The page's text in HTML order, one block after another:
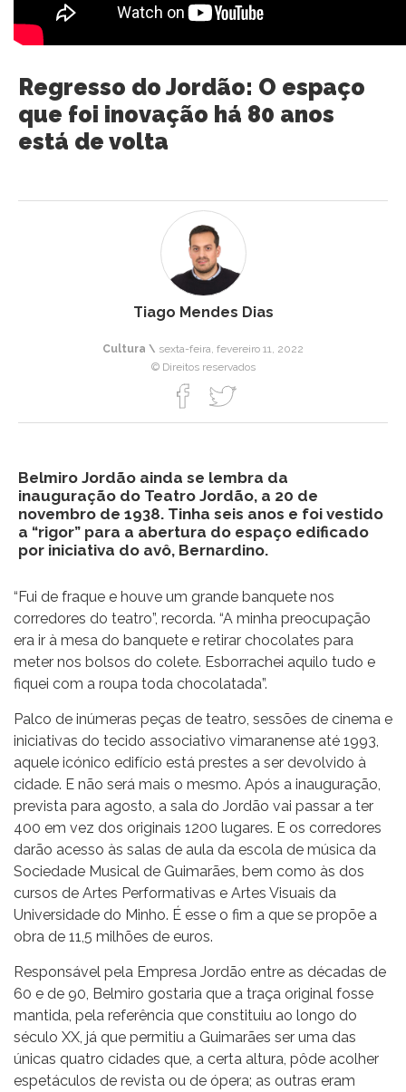
Regresso do Jordão: O espaço
que foi inovação há 80 anos
está de volta
Tiago Mendes Dias
Cultura \ sexta-feira, fevereiro 11, 2022
© Direitos reservados
Belmiro Jordão ainda se lembra da
inauguração do Teatro Jordão, a 20 de
novembro de 1938. Tinha seis anos e foi vestido
a “rigor” para a abertura do espaço edificado
por iniciativa do avô, Bernardino.
“Fui de fraque e houve um grande banquete nos
corredores do teatro”, recorda. “A minha preocupação
era ir à mesa do banquete e retirar chocolates para
meter nos bolsos do colete. Esborrachei aquilo tudo e
fiquei com a roupa toda chocolatada”.
Palco de inúmeras peças de teatro, sessões de cinema e
iniciativas do tecido associativo vimaranense até 1993,
aquele icónico edifício está prestes a ser devolvido à
cidade. E não será mais o mesmo. Após a inauguração,
prevista para agosto, a sala do Jordão vai passar a ter
400 em vez dos originais 1200 lugares. E os corredores
darão acesso às salas de aula da escola de música da
Sociedade Musical de Guimarães, bem como às dos
cursos de Artes Performativas e Artes Visuais da
Universidade do Minho. É esse o fim a que se propõe a
obra de 11,5 milhões de euros.
Responsável pela Empresa Jordão entre as décadas de
60 e de 90, Belmiro gostaria que a traça original fosse
mantida, pela referência que constituiu ao longo do
século XX, já que permitiu a Guimarães ser uma das
únicas quatro cidades que, a certa altura, pôde acolher
espetáculos de revista ou de ópera; as outras eram